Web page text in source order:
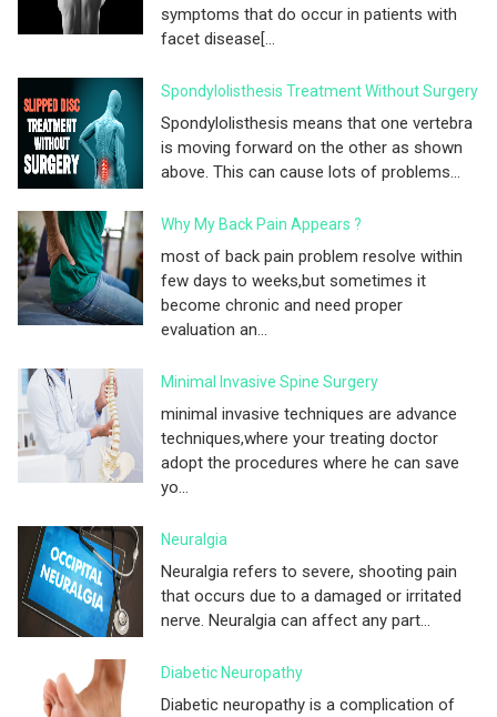
symptoms that do occur in patients with
facet disease[...
Spondylolisthesis Treatment Without Surgery
Spondylolisthesis means that one vertebra
is moving forward on the other as shown
above. This can cause lots of problems...
Why My Back Pain Appears ?
most of back pain problem resolve within
few days to weeks,but sometimes it
become chronic and need proper
evaluation an...
Minimal Invasive Spine Surgery
minimal invasive techniques are advance
techniques,where your treating doctor
adopt the procedures where he can save
yo...
Neuralgia
Neuralgia refers to severe, shooting pain
that occurs due to a damaged or irritated
nerve. Neuralgia can affect any part...
Diabetic Neuropathy
Diabetic neuropathy is a complication of